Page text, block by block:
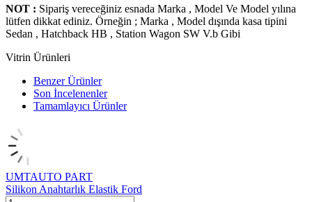
NOT : Sipariş vereceğiniz esnada Marka , Model Ve Model yılına
lütfen dikkat ediniz. Örneğin ; Marka , Model dışında kasa tipini
Sedan , Hatchback HB , Station Wagon SW V.b Gibi
Vitrin Ürünleri
Benzer Ürünler
Son İncelenenler
Tamamlayıcı Ürünler
UMTAUTO PART
Silikon Anahtarlık Elastik Ford